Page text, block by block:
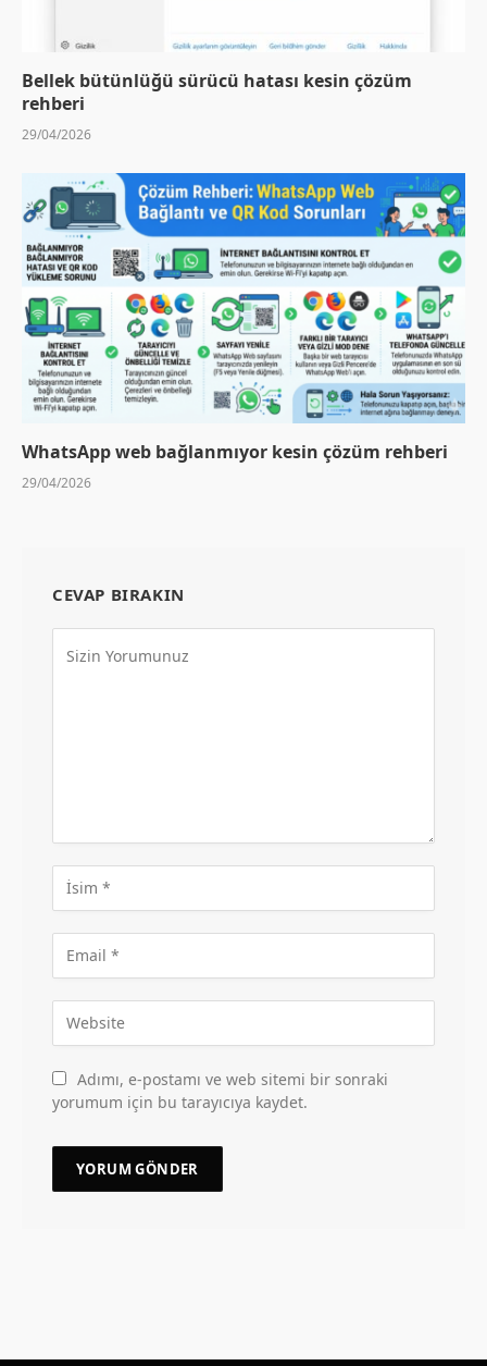
Bellek bütünlüğü sürücü hatası kesin çözüm
rehberi
29/04/2026
WhatsApp web bağlanmıyor kesin çözüm rehberi
29/04/2026
CEVAP BIRAKIN
Adımı, e-postamı ve web sitemi bir sonraki
yorumum için bu tarayıcıya kaydet.